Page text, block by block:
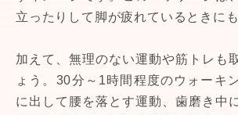
立ったりして脚が疲れているときに
加えて、無理のない運動や筋トレも
ょう。30分～1時間程度のウォーキ
に出して腰を落とす運動、歯磨き中